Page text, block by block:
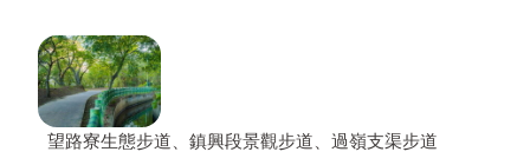
望路寮生態步道、鎮興段景觀步道、過嶺支渠步道